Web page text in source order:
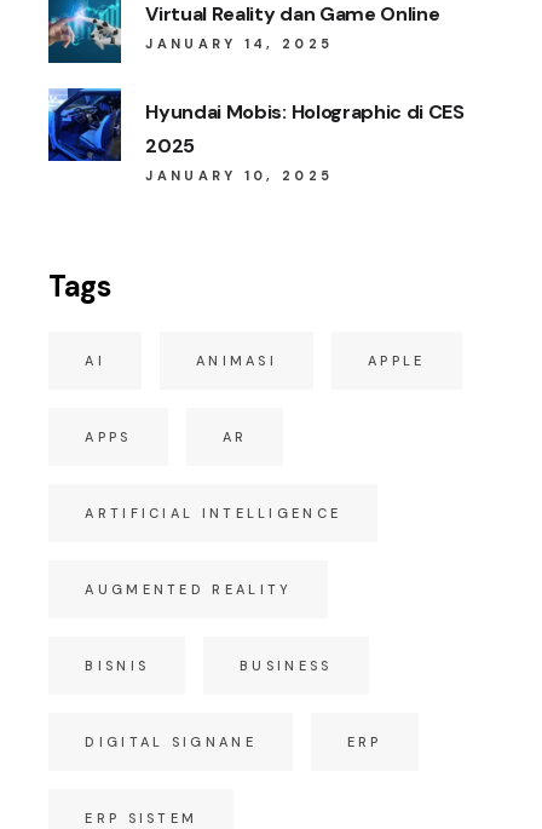
Virtual Reality dan Game Online
JANUARY 14, 2025
Hyundai Mobis: Holographic di CES
2025
JANUARY 10, 2025
Tags
AI ANIMASI APPLE
APPS AR
ARTIFICIAL INTELLIGENCE
AUGMENTED REALITY
BISNIS BUSINESS
DIGITAL SIGNANE ERP
ERP SISTEM